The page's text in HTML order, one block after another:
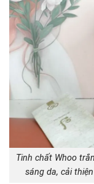
Tinh chất Whoo
sáng da, cải